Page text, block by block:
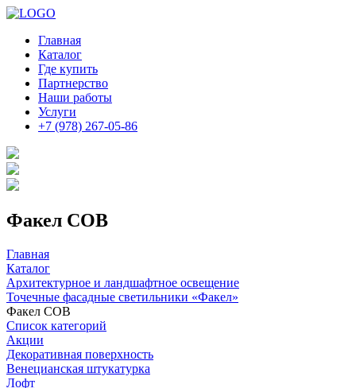
Главная
Каталог
Где купить
Партнерство
Наши работы
Услуги
+7 (978) 267-05-86
Факел COB
Главная
Каталог
Архитектурное и ландшафтное освещение
Точечные фасадные светильники «Факел»
Факел COB
Список категорий
Акции
Декоративная поверхность
Венецианская штукатурка
Лофт